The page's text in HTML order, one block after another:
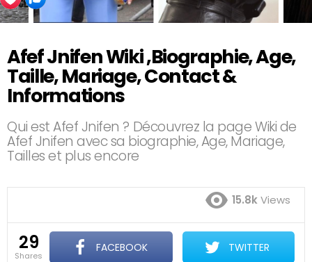
Afef Jnifen Wiki ,Biographie, Age,
Taille, Mariage, Contact &
Informations
Qui est Afef Jnifen ? Découvrez la page Wiki de
Afef Jnifen avec sa biographie, Age, Mariage,
Tailles et plus encore
15.8kViews
29
shares
FACEBOOK TWITTER